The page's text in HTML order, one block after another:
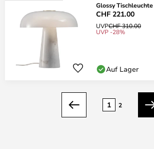
Glossy
CHF 221.00
UVPCHF 310.00
UVP -28%
Auf Lager
Zurück
1 2